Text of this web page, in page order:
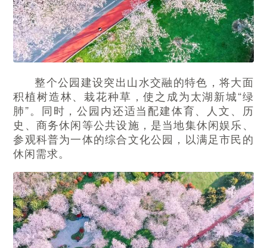
整个公园建设突出山水交融的特色，将大面
积植树造林、栽花种草，使之成为太湖新城“绿
肺”。同时，公园内还适当配建体育、人文、历
史、商务休闲等公共设施，是当地集休闲娱乐、
参观科普为一体的综合文化公园，以满足市民的
休闲需求。